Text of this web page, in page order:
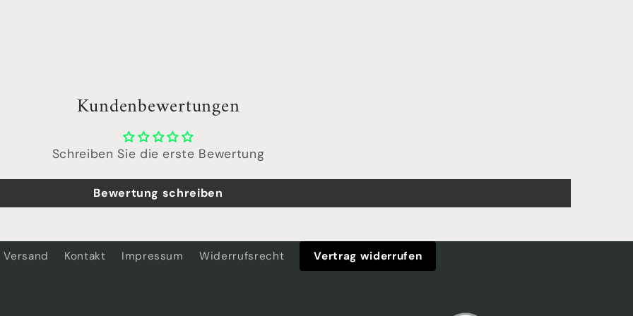
Kundenbewertungen
Schreiben Sie die erste Bewertung
Bewertung schreiben
Versand Kontakt Impressum Widerrufsrecht Vertrag widerrufen